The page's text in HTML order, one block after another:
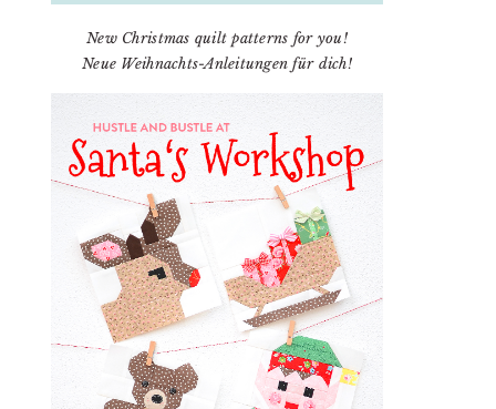
New Christmas quilt patterns for you!
Neue Weihnachts-Anleitungen für dich!